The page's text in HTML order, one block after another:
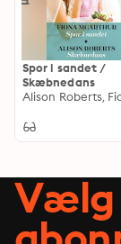
Spor i sandet /
Skæbnedans